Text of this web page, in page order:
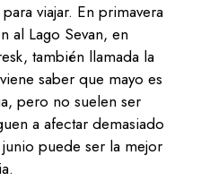
viajar. En primavera
al Lago Sevan, en
también llamada la
saber que mayo es
pero no suelen ser
a afectar demasiado
puede ser la mejor